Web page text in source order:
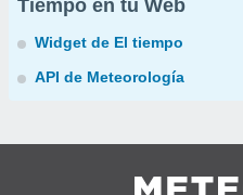
Tiempo en tu Web
Widget de El tiempo
API de Meteorología